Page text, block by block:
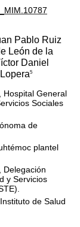
Pablo Ruiz
León de la
Daniel
5
Hospital General
Sociales
de
plantel
Delegación
y Servicios
de Salud